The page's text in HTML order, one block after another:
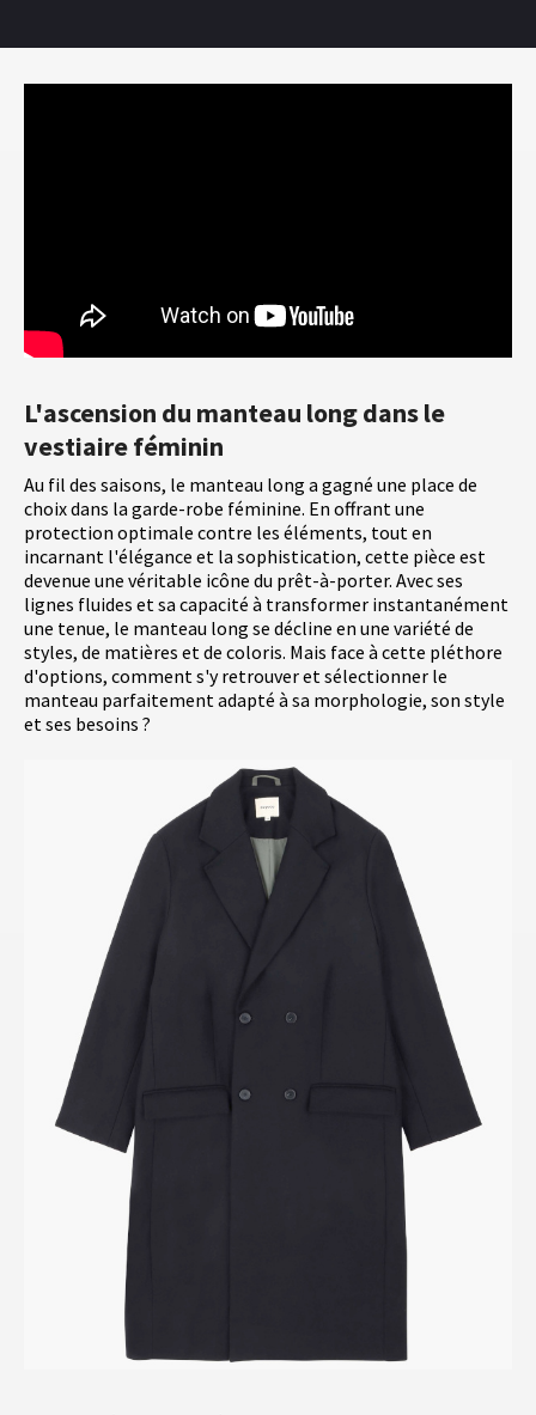
L'ascension du manteau long dans le
vestiaire féminin
Au fil des saisons, le manteau long a gagné une place de
choix dans la garde-robe féminine. En offrant une
protection optimale contre les éléments, tout en
incarnant l'élégance et la sophistication, cette pièce est
devenue une véritable icône du prêt-à-porter. Avec ses
lignes fluides et sa capacité à transformer instantanément
une tenue, le manteau long se décline en une variété de
styles, de matières et de coloris. Mais face à cette pléthore
d'options, comment s'y retrouver et sélectionner le
manteau parfaitement adapté à sa morphologie, son style
et ses besoins ?